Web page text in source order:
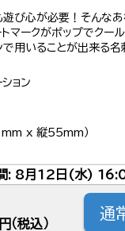
び心が必要！そんなあ
マークがポップでクー
用いることが出来る名
ョン
x 縦55mm）
: 8月12日(水)
（税込）
通